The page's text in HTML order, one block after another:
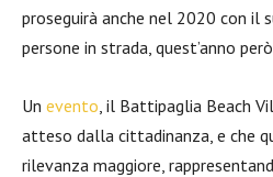
proseguirà anche nel 2020 con il
persone in strada, quest’anno
Un evento, il Battipaglia Beach
atteso dalla cittadinanza, e che
rilevanza maggiore,